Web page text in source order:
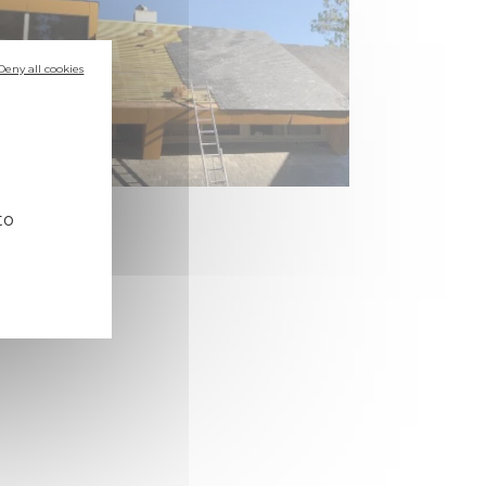
all cookies